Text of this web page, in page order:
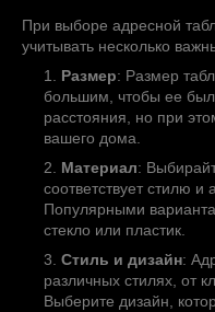
При выборе адресной
учитывать несколько
Размер: Размер
большим, чтобы ее
расстояния, но при
вашего дома.
Материал:
соответствует стилю
Популярными
стекло или пластик.
Стиль и дизайн:
различных стилях, от
Выберите дизайн,